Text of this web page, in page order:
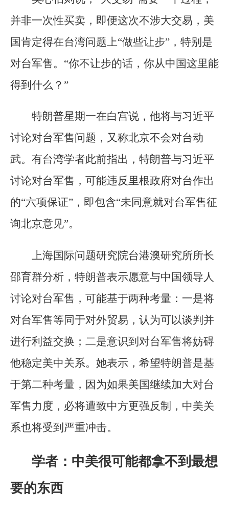
并非一次性买卖，即便这次不涉大交易，美
国肯定得在台湾问题上“做些让步”，特别是
对台军售。“你不让步的话，你从中国这里能
得到什么？”
特朗普星期一在白宫说，他将与习近平
讨论对台军售问题，又称北京不会对台动
武。有台湾学者此前指出，特朗普与习近平
讨论对台军售，可能违反里根政府对台作出
的“六项保证”，即包含“未同意就对台军售征
询北京意见”。
上海国际问题研究院台港澳研究所所长
邵育群分析，特朗普表示愿意与中国领导人
讨论对台军售，可能基于两种考量：一是将
对台军售等同于对外贸易，认为可以谈判并
进行利益交换；二是意识到对台军售将妨碍
他稳定美中关系。她表示，希望特朗普是基
于第二种考量，因为如果美国继续加大对台
军售力度，必将遭致中方更强反制，中美关
系也将受到严重冲击。
学者：中美很可能都拿不到最想
要的东西